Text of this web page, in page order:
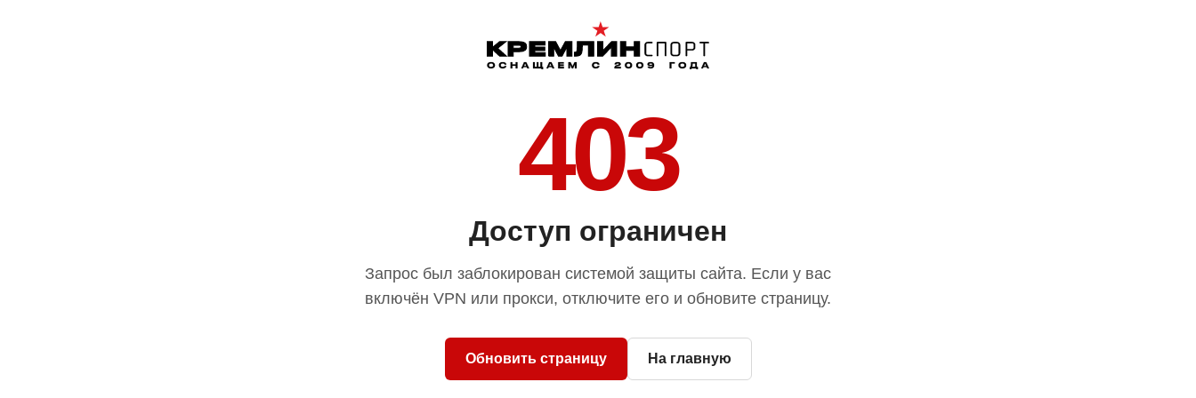
403
Доступ ограничен
Запрос был заблокирован системой защиты сайта. Если у вас
включён VPN или прокси, отключите его и обновите страницу.
Обновить страницу На главную